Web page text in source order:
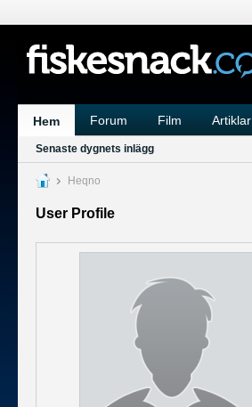
Hem Forum Film Artiklar
Senaste dygnets inlägg
Heqno
User Profile